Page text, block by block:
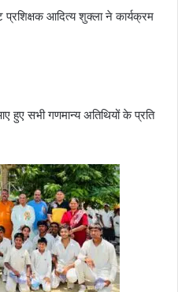
आदित्य शुक्ला ने कार्यक्रम
हुए सभी गणमान्य अतिथियों के प्रति